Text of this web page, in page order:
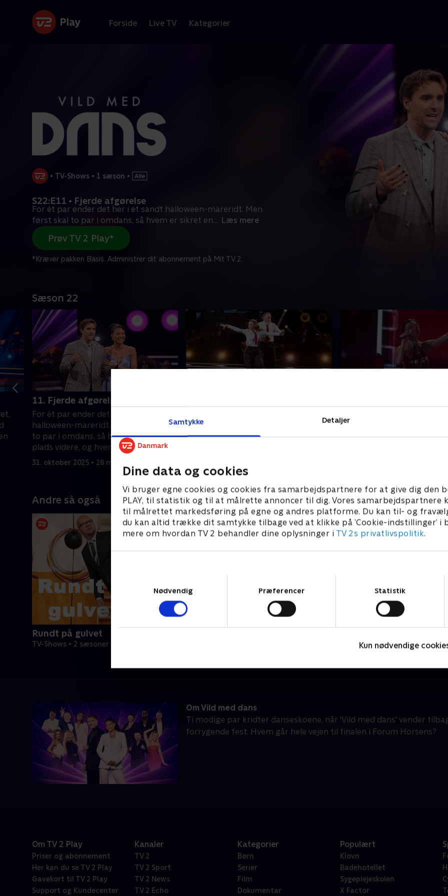
Samtykke Detaljer
Dine data og cookies
Vi bruger egne cookies og cookies fra samarbejdspartnere for at give dig den
PLAY, til statistik og til at målrette annoncer til dig. Vores samarbejdspartnere
til målrettet markedsføring på egne og andres platforme. Du kan til- og
du kan altid trække dit samtykke tilbage ved at klikke på ’Cookie-indstillinger’ i
mere om hvordan TV 2 behandler dine oplysninger i TV 2s privatlivspolitik.
Nødvendig
Præferencer Statistik
Kun nødvendige
Forside Live TV Kategorier
• TV-Shows • 1 sæson •
S22:E11 • Fjerde afgørelse
For ét par ender det her i et sandt halloween-mareridt. Men
først skal to par i omdans, så hvem er sikret en... Læs mere
Prøv TV 2 Play*
*Kræver pakken Basis. Administrer dit abonnement på Mit TV 2.
Sæson 22
11. Fjerde afgørelse
For ét par ender det her i et sandt
halloween-mareridt. Men først skal
to par i omdans, så hvem er sikret en
plads videre, og hvem fortsætter
uhyggen for?
31. oktober 2025 • 28 min
ikoniske musikvideoer, når de går på
gulvet to gange, for der er både en
omdans. Hvem klarer den
Andre så også
Rundt på gulvet
TV-Shows • 2 sæsoner
Om Vild med dans
Ti modige par kridter danseskoene, når 'Vild med dans' vender
forrygende fest. Hvem går hele vejen til finalen i Forum Horsens?
Om TV 2 Play
Priser og abonnement
Her kan du se TV 2 Play
Gavekort til TV 2 Play
Support og Kundecenter
Kanaler
TV 2
TV 2 Sport
TV 2 News
TV 2 Echo
Kategorier
Børn
Serier
Film
Dokumentar
Populært
Klovn
Badehotellet
Sygeplejeskolen
X Factor